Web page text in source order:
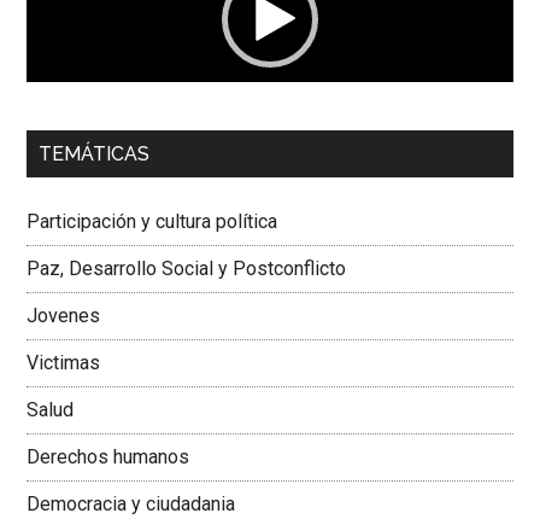
00:00 01:04
Dra. Carolina Corcho Mejía,Presidenta Corporación
Colombiana
TEMÁTICAS
Participación y cultura política
Paz, Desarrollo Social y Postconflicto
Jovenes
Victimas
Salud
Derechos humanos
Democracia y ciudadania